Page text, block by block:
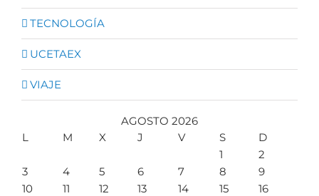
TECNOLOGÍA
UCETAEX
VIAJE
AGOSTO 2026
L
M X J V S
D
1
2
3
4 5 6 7 8
9
10
11 12 13 14 15
16